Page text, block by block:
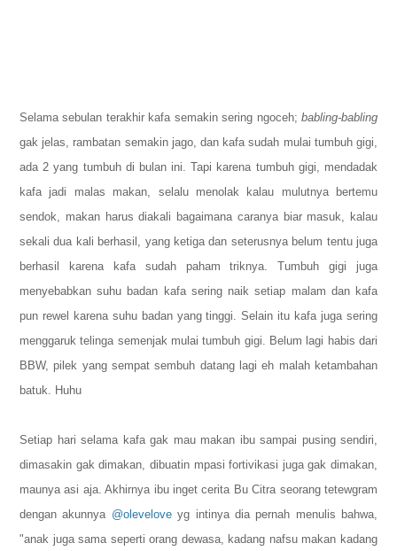
Selama sebulan terakhir kafa semakin sering ngoceh; babling-babling
gak jelas, rambatan semakin jago, dan kafa sudah mulai tumbuh gigi,
ada 2 yang tumbuh di bulan ini. Tapi karena tumbuh gigi, mendadak
kafa jadi malas makan, selalu menolak kalau mulutnya bertemu
sendok, makan harus diakali bagaimana caranya biar masuk, kalau
sekali dua kali berhasil, yang ketiga dan seterusnya belum tentu juga
berhasil karena kafa sudah paham triknya. Tumbuh gigi juga
menyebabkan suhu badan kafa sering naik setiap malam dan kafa
pun rewel karena suhu badan yang tinggi. Selain itu kafa juga sering
menggaruk telinga semenjak mulai tumbuh gigi. Belum lagi habis dari
BBW, pilek yang sempat sembuh datang lagi eh malah ketambahan
batuk. Huhu
Setiap hari selama kafa gak mau makan ibu sampai pusing sendiri,
dimasakin gak dimakan, dibuatin mpasi fortivikasi juga gak dimakan,
maunya asi aja. Akhirnya ibu inget cerita Bu Citra seorang tetewgram
dengan akunnya @oleveloveyg intinya dia pernah menulis bahwa,
"anak juga sama seperti orang dewasa, kadang nafsu makan kadang